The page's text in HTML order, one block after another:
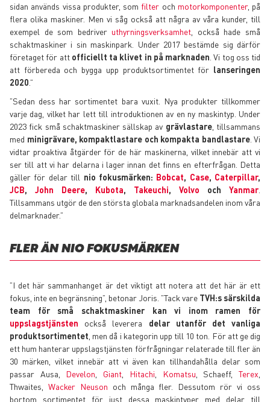
sidan används vissa produkter, som filter och motorkomponenter, på
flera olika maskiner. Men vi såg också att några av våra kunder, till
exempel de som bedriveruthyrningsverksamhet , också hade små
schaktmaskiner i sin maskinpark. Under 2017 bestämde sig därför
företaget för att officiellt ta klivet in på marknaden . Vi tog oss tid
att förbereda och bygga upp produktsortimentet för lanseringen
2020 .”
”Sedan dess har sortimentet bara vuxit. Nya produkter tillkommer
varje dag, vilket har lett till introduktionen av en ny maskintyp. Under
2023 fick små schaktmaskiner sällskap av grävlastare, tillsammans
med minigrävare, kompaktlastare och kompakta bandlastare. Vi
vidtar proaktiva åtgärder för de här maskinerna, vilket innebär att vi
ser till att vi har delarna i lager innan det finns en efterfrågan. Detta
gäller för delar till nio fokusmärken: Bobcat, Case, Caterpillar,
JCB, John Deere, Kubota, Takeuchi, Volvo och Yanmar
Tillsammans utgör de den största globala marknadsandelen inom våra
delmarknader.”
FLER ÄN NIO FOKUSMÄRKEN
”I det här sammanhanget är det viktigt att notera att det här är ett
fokus, inte en begränsning”, betonar Joris. ”Tack vare TVH:s särskilda
team för små schaktmaskiner kan vi inom ramen för
uppslagstjänsten också leverera delar utanför det vanliga
produktsortimentet , men då i kategorin upp till 10 ton. För att ge dig
ett hum hanterar uppslagstjänsten förfrågningar relaterade till fler än
30 märken, vilket innebär att vi även kan tillhandahålla delar som
passar Ausa, Develon Giant Hitachi Komatsu , Schaeff,Terex
Thwaites, Wacker Neuson och många fler. Dessutom rör vi oss
bortom sortimentet för just dessa maskintyper med delar till